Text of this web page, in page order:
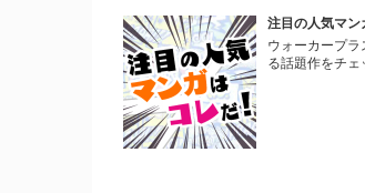
注目の人気マン
ウォーカープ
る話題作をチェ